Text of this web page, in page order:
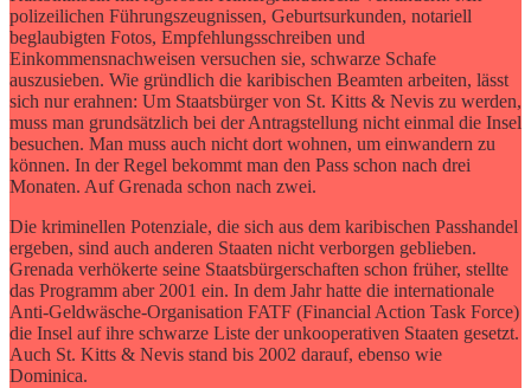
polizeilichen Führungszeugnissen, Geburtsurkunden, notariell
beglaubigten Fotos, Empfehlungsschreiben und
Einkommensnachweisen versuchen sie, schwarze Schafe
auszusieben. Wie gründlich die karibischen Beamten arbeiten, lässt
sich nur erahnen: Um Staatsbürger von St. Kitts & Nevis zu werden,
muss man grundsätzlich bei der Antragstellung nicht einmal die Insel
besuchen. Man muss auch nicht dort wohnen, um einwandern zu
können. In der Regel bekommt man den Pass schon nach drei
Monaten. Auf Grenada schon nach zwei.
Die kriminellen Potenziale, die sich aus dem karibischen Passhandel
ergeben, sind auch anderen Staaten nicht verborgen geblieben.
Grenada verhökerte seine Staatsbürgerschaften schon früher, stellte
das Programm aber 2001 ein. In dem Jahr hatte die internationale
Anti-Geldwäsche-Organisation FATF (Financial Action Task Force)
die Insel auf ihre schwarze Liste der unkooperativen Staaten gesetzt.
Auch St. Kitts & Nevis stand bis 2002 darauf, ebenso wie
Dominica.